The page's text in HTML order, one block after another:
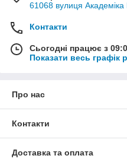
61068 вулиця Академіка
Контакти
Сьогодні працює з
Показати весь графік
Про нас
Контакти
Доставка та оплата